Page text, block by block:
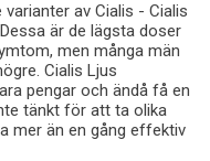
av Cialis - Cialis
är de lägsta doser
men många män
Cialis Ljus
pengar och ändå få en
tänkt för att ta olika
mer än en gång effektiv